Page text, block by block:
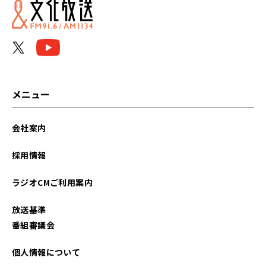
2026年06月
2025年09月
メニュー
会社案内
採用情報
ラジオCMご利用案内
放送基準
番組審議会
個人情報について